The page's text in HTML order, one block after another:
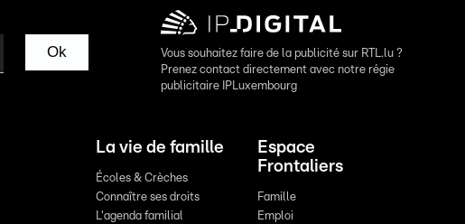
Ok
Vous souhaitez faire de la publicité sur RTL.lu ?
Prenez contact directement avec notre régie
publicitaire IPLuxembourg
La vie de famille
Écoles & Crèches
Connaître ses droits
L'agenda familial
Espace
Frontaliers
Famille
Emploi